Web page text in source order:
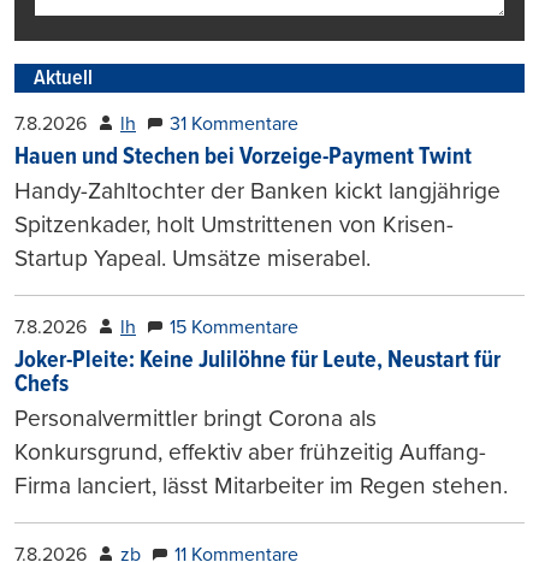
Aktuell
7.8.2026 lh 31 Kommentare
Hauen und Stechen bei Vorzeige-Payment Twint
Handy-Zahltochter der Banken kickt langjährige
Spitzenkader, holt Umstrittenen von Krisen-
Startup Yapeal. Umsätze miserabel.
7.8.2026 lh 15 Kommentare
Joker-Pleite: Keine Julilöhne für Leute, Neustart für
Chefs
Personalvermittler bringt Corona als
Konkursgrund, effektiv aber frühzeitig Auffang-
Firma lanciert, lässt Mitarbeiter im Regen stehen.
7.8.2026 zb 11 Kommentare